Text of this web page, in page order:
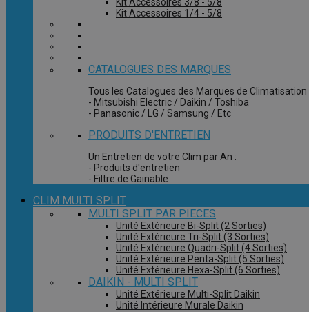
Kit Accessoires 1/4 - 5/8
CATALOGUES DES MARQUES
Tous les Catalogues des Marques de Climatisation
- Mitsubishi Electric / Daikin / Toshiba
- Panasonic / LG / Samsung / Etc
PRODUITS D'ENTRETIEN
Un Entretien de votre Clim par An :
- Produits d'entretien
- Filtre de Gainable
CLIM MULTI SPLIT
MULTI SPLIT PAR PIECES
Unité Extérieure Bi-Split (2 Sorties)
Unité Extérieure Tri-Split (3 Sorties)
Unité Extérieure Quadri-Split (4 Sorties)
Unité Extérieure Penta-Split (5 Sorties)
Unité Extérieure Hexa-Split (6 Sorties)
DAIKIN - MULTI SPLIT
Unité Extérieure Multi-Split Daikin
Unité Intérieure Murale Daikin